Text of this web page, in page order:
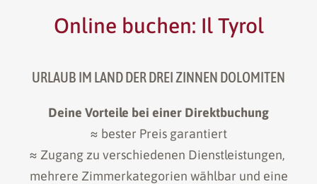
Online buchen: Il Tyrol
URLAUB IM LAND DER DREI ZINNEN DOLOMITEN
Deine Vorteile bei einer Direktbuchung
≈ bester Preis garantiert
≈ Zugang zu verschiedenen Dienstleistungen,
mehrere Zimmerkategorien wählbar und eine